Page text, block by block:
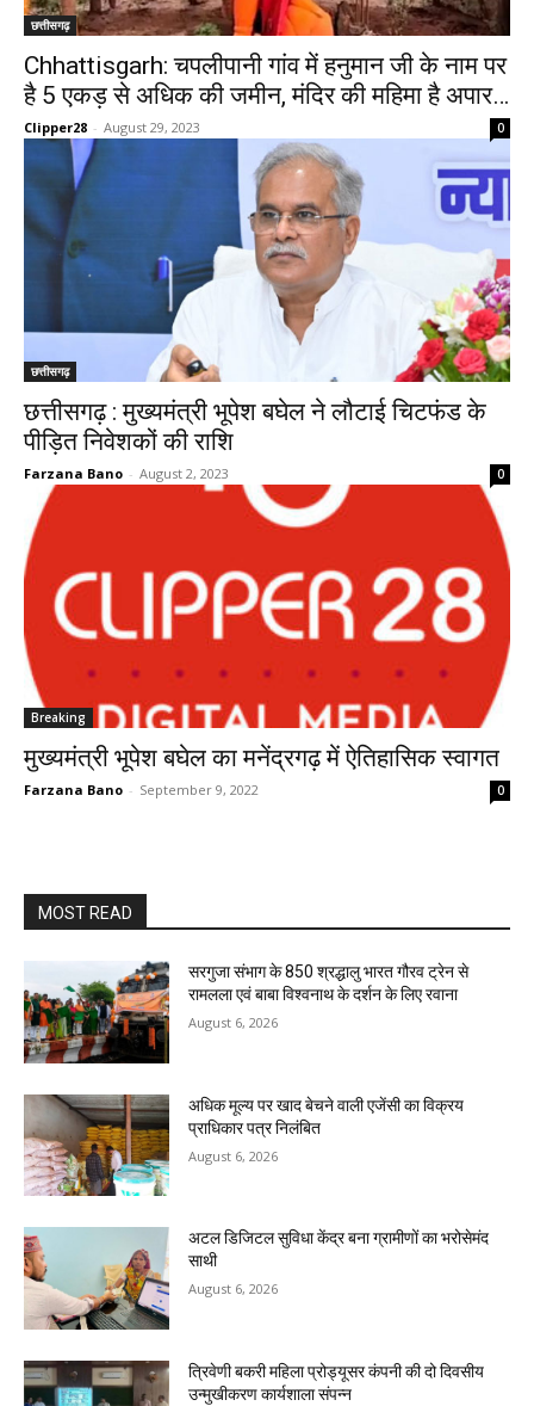
छत्तीसगढ़
Chhattisgarh: चपलीपानी गांव में हनुमान जी के नाम पर
है 5 एकड़ से अधिक की जमीन, मंदिर की महिमा है अपार…
Clipper28 - August 29, 2023 0
छत्तीसगढ़
छत्तीसगढ़ : मुख्यमंत्री भूपेश बघेल ने लौटाई चिटफंड के
पीड़ित निवेशकों की राशि
Farzana Bano - August 2, 2023 0
Breaking
मुख्यमंत्री भूपेश बघेल का मनेंद्रगढ़ में ऐतिहासिक स्वागत
Farzana Bano - September 9, 2022 0
MOST READ
सरगुजा संभाग के 850 श्रद्धालु भारत गौरव ट्रेन से
रामलला एवं बाबा विश्वनाथ के दर्शन के लिए रवाना
August 6, 2026
अधिक मूल्य पर खाद बेचने वाली एजेंसी का विक्रय
प्राधिकार पत्र निलंबित
August 6, 2026
अटल डिजिटल सुविधा केंद्र बना ग्रामीणों का भरोसेमंद
साथी
August 6, 2026
त्रिवेणी बकरी महिला प्रोड्यूसर कंपनी की दो दिवसीय
उन्मुखीकरण कार्यशाला संपन्न